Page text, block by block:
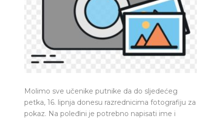
Molimo sve učenike putnike da do sljedećeg
petka, 16. lipnja donesu razrednicima fotografiju za
pokaz. Na poleđini je potrebno napisati ime i